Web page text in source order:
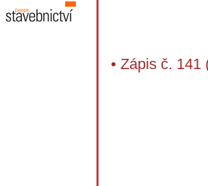
• Zápis č. 141